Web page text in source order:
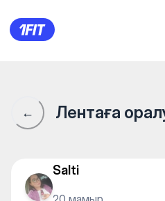
YA. Фитнес
← Лентаға
Salti